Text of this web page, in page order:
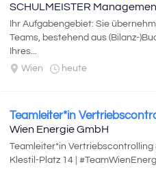
SCHULMEISTER
Ihr Aufgabengebiet: Sie
Teams, bestehend aus (Bilanz-
Ihres...
Wien
heute
Teamleiter*in
Wien Energie GmbH
Teamleiter*in Vertriebscontrolling
Klestil-Platz 14 |